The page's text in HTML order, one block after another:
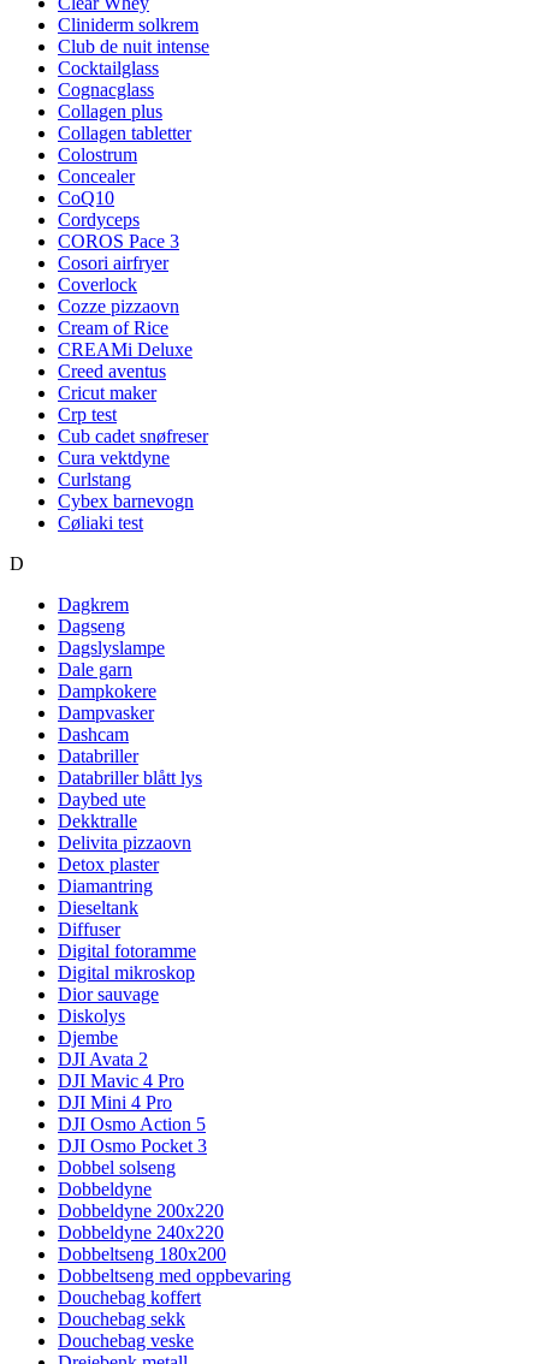
Cliniderm solkrem
Club de nuit intense
Cocktailglass
Cognacglass
Collagen plus
Collagen tabletter
Colostrum
Concealer
CoQ10
Cordyceps
COROS Pace 3
Cosori airfryer
Coverlock
Cozze pizzaovn
Cream of Rice
CREAMi Deluxe
Creed aventus
Cricut maker
Crp test
Cub cadet snøfreser
Cura vektdyne
Curlstang
Cybex barnevogn
Cøliaki test
D
Dagkrem
Dagseng
Dagslyslampe
Dale garn
Dampkokere
Dampvasker
Dashcam
Databriller
Databriller blått lys
Daybed ute
Dekktralle
Delivita pizzaovn
Detox plaster
Diamantring
Dieseltank
Diffuser
Digital fotoramme
Digital mikroskop
Dior sauvage
Diskolys
Djembe
DJI Avata 2
DJI Mavic 4 Pro
DJI Mini 4 Pro
DJI Osmo Action 5
DJI Osmo Pocket 3
Dobbel solseng
Dobbeldyne
Dobbeldyne 200x220
Dobbeldyne 240x220
Dobbeltseng 180x200
Dobbeltseng med oppbevaring
Douchebag koffert
Douchebag sekk
Douchebag veske